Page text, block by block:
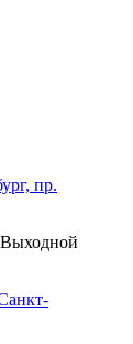
пр.
Выходной